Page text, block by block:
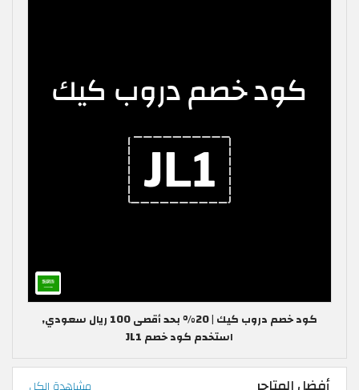
كود خصم دروب كيك | 20% بحد أقصى 100 ريال سعودي,
استخدم كود خصم JL1